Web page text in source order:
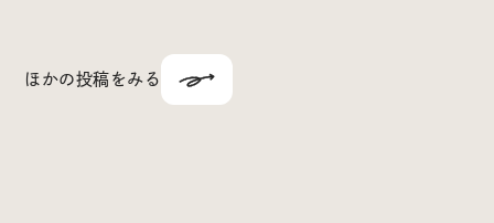
ほかの投稿をみる